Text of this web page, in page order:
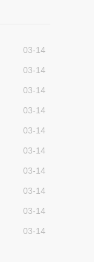
03-14
03-14
03-14
03-14
03-14
03-14
03-14
03-14
03-14
03-14